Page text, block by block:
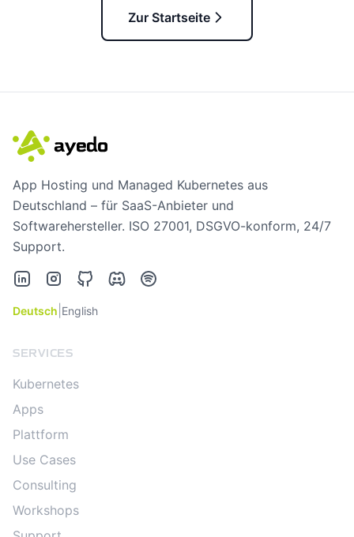
Zur Startseite
App Hosting und Managed Kubernetes aus
Deutschland – für SaaS-Anbieter und
Softwarehersteller. ISO 27001, DSGVO-konform, 24/7
Support.
LinkedInInstagramGitHubDiscordSpotify
Deutsch English
SERVICES
Kubernetes
Apps
Plattform
Use Cases
Consulting
Workshops